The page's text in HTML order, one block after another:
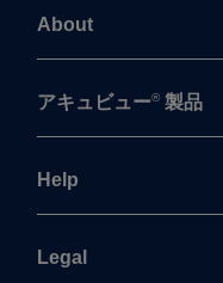
About
アキュビュー® 製品
Help
Legal